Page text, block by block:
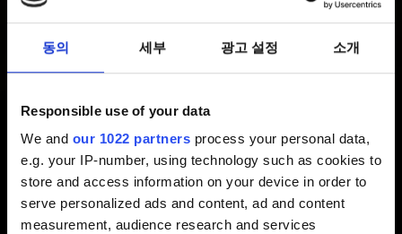
동의 세부 광고 설정 소개
Responsible use of your data
We and our 1022 partners process your personal data,
e.g. your IP-number, using technology such as cookies to
store and access information on your device in order to
serve personalized ads and content, ad and content
measurement, audience research and services
최신 9 년 전 갱신 7 개월 전
사용자 이름을 변경하기 위해서는 GOG.com 페이지의
Account and Locale에 접속하거나Account and
Locale에 접속하세요. 거기에서
사용자 이름을 변경하실 수 있습니다.
주의:사용자 이름은 18자를 넘길 수 없으며 글자, 숫자, 점
(.), 대쉬 (-) 그리고 언더바 (_)만 사용 가능합니다.